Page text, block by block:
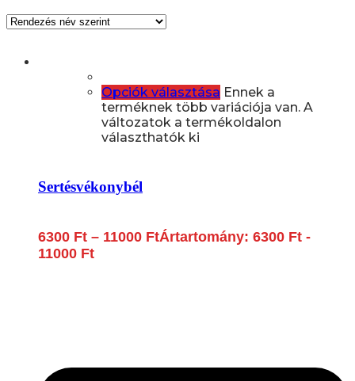
Opciók választása Ennek a
terméknek több variációja van. A
változatok a termékoldalon
választhatók ki
Sertésvékonybél
6300 Ft – 11000 FtÁrtartomány: 6300 Ft -
11000 Ft